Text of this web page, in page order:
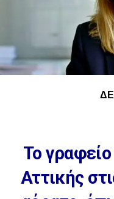
Το
Αττικής